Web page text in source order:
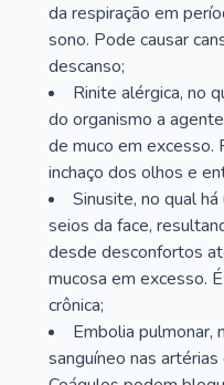
da respiração em
sono. Pode causar
descanso;
Rinite alérgica, no
do organismo a
de muco em excesso.
inchaço dos olhos e
Sinusite, no qual
seios da face,
desde desconfortos
mucosa em excesso.
crônica;
Embolia pulmonar,
sanguíneo nas